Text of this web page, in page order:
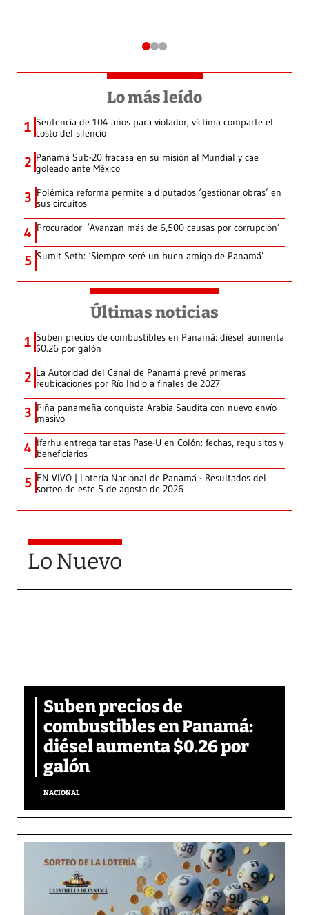
Lo más leído
1 Sentencia de 104 años para violador, víctima comparte el
costo del silencio
2 Panamá Sub-20 fracasa en su misión al Mundial y cae
goleado ante México
3 Polémica reforma permite a diputados ‘gestionar obras’ en
sus circuitos
4 Procurador: ‘Avanzan más de 6,500 causas por corrupción’
5 Sumit Seth: ‘Siempre seré un buen amigo de Panamá’
Últimas noticias
1 Suben precios de combustibles en Panamá: diésel aumenta
$0.26 por galón
2 La Autoridad del Canal de Panamá prevé primeras
reubicaciones por Río Indio a finales de 2027
3 Piña panameña conquista Arabia Saudita con nuevo envío
masivo
4 Ifarhu entrega tarjetas Pase-U en Colón: fechas, requisitos y
beneficiarios
5 EN VIVO | Lotería Nacional de Panamá - Resultados del
sorteo de este 5 de agosto de 2026
Lo Nuevo
Suben precios de
combustibles en Panamá:
diésel aumenta $0.26 por
galón
NACIONAL